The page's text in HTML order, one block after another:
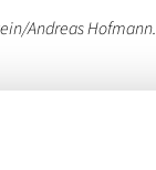
Andreas Hofmann.